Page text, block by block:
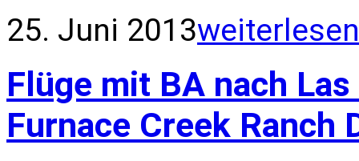
25. Juni 2013weiterlesen
Flüge mit BA nach
Furnace Creek Ranch